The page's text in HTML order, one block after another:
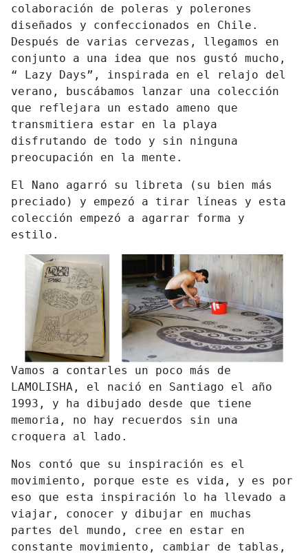
colaboración de poleras y polerones
diseñados y confeccionados en Chile.
Después de varias cervezas, llegamos en
conjunto a una idea que nos gustó mucho,
“ Lazy Days”, inspirada en el relajo del
verano, buscábamos lanzar una colección
que reflejara un estado ameno que
transmitiera estar en la playa
disfrutando de todo y sin ninguna
preocupación en la mente.
El Nano agarró su libreta (su bien más
preciado) y empezó a tirar líneas y esta
colección empezó a agarrar forma y
estilo.
Vamos a contarles un poco más de
LAMOLISHA, el nació en Santiago el año
1993, y ha dibujado desde que tiene
memoria, no hay recuerdos sin una
croquera al lado.
Nos contó que su inspiración es el
movimiento, porque este es vida, y es por
eso que esta inspiración lo ha llevado a
viajar, conocer y dibujar en muchas
partes del mundo, cree en estar en
constante movimiento, cambiar de tablas,